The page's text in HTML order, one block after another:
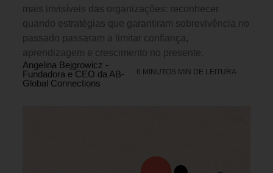
mais invisíveis das organizações: reconhecer
quando estratégias que garantiram sobrevivência no
passado passaram a limitar confiança,
aprendizagem e crescimento no presente.
Angelina Bejgrowicz -
Fundadora e CEO da AB-
Global Connections
6 MINUTOS MIN DE LEITURA